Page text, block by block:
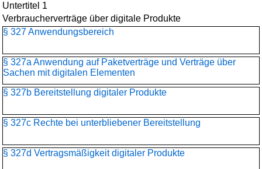
Untertitel 1
Verbraucherverträge über digitale Produkte
§ 327 Anwendungsbereich
§ 327a Anwendung auf Paketverträge und Verträge über
Sachen mit digitalen Elementen
§ 327b Bereitstellung digitaler Produkte
§ 327c Rechte bei unterbliebener Bereitstellung
§ 327d Vertragsmäßigkeit digitaler Produkte